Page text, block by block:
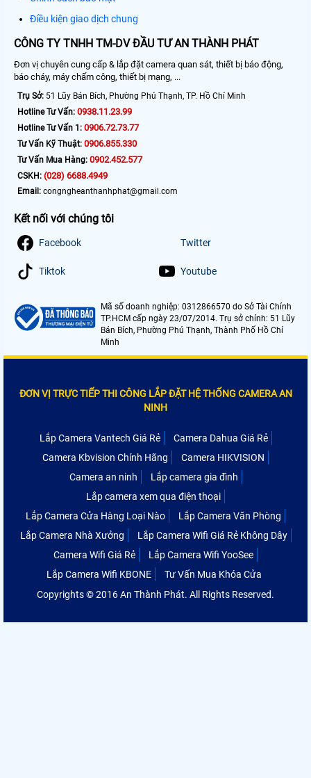
Điều kiện giao dịch chung
CÔNG TY TNHH TM-DV ĐẦU TƯ AN THÀNH PHÁT
Đơn vị chuyên cung cấp & lắp đặt camera quan sát, thiết bị báo động,
báo cháy, máy chấm công, thiết bị mạng, ...
Trụ Sở: 51 Lũy Bán Bích, Phường Phú Thạnh, TP. Hồ Chí Minh
Hotline Tư Vấn: 0938.11.23.99
Hotline Tư Vấn 1: 0906.72.73.77
Tư Vấn Kỹ Thuật: 0906.855.330
Tư Vấn Mua Hàng: 0902.452.577
CSKH: (028) 6688.4949
Email: congngheanthanhphat@gmail.com
Kết nối với chúng tôi
Facebook Twitter
Tiktok Youtube
Mã số doanh nghiệp: 0312866570 do Sở Tài Chính
TP.HCM cấp ngày 23/07/2014. Trụ sở chính: 51 Lũy
Bán Bích, Phường Phú Thạnh, Thành Phố Hồ Chí
Minh
ĐƠN VỊ TRỰC TIẾP THI CÔNG LẮP ĐẶT HỆ THỐNG CAMERA AN
NINH
Lắp Camera Vantech Giá Rẻ
Camera Dahua Giá Rẻ
Camera Kbvision Chính Hãng
Camera HIKVISION
Camera an ninh
Lắp camera gia đình
Lắp camera xem qua điện thoại
Lắp Camera Cửa Hàng Loại Nào
Lắp Camera Văn Phòng
Lắp Camera Nhà Xưởng
Lắp Camera Wifi Giá Rẻ Không Dây
Camera Wifi Giá Rẻ
Lắp Camera Wifi YooSee
Lắp Camera Wifi KBONE
Tư Vấn Mua Khóa Cửa
Copyrights © 2016 An Thành Phát. All Rights Reserved.